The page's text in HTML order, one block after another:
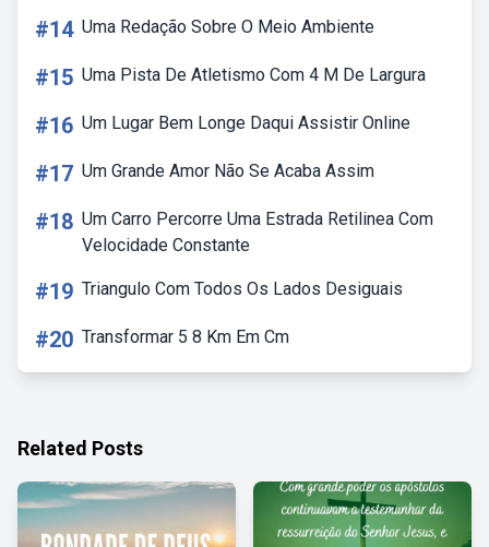
#14 Uma Redação Sobre O Meio Ambiente
#15 Uma Pista De Atletismo Com 4 M De Largura
#16 Um Lugar Bem Longe Daqui Assistir Online
#17 Um Grande Amor Não Se Acaba Assim
#18 Um Carro Percorre Uma Estrada Retilinea Com
Velocidade Constante
#19 Triangulo Com Todos Os Lados Desiguais
#20 Transformar 5 8 Km Em Cm
Related Posts